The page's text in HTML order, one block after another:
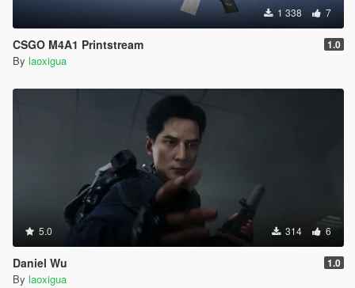
1 338 7
CSGO M4A1 Printstream 1.0
By laoxigua
5.0 314 6
Daniel Wu 1.0
By laoxigua